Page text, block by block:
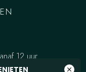
close
12 uur